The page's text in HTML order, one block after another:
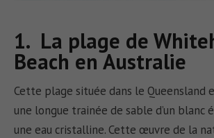
1. La plage de
Beach en Australie
Cette plage située dans le Queensland
une longue trainée de sable d’un blanc
une eau cristalline. Cette œuvre de la